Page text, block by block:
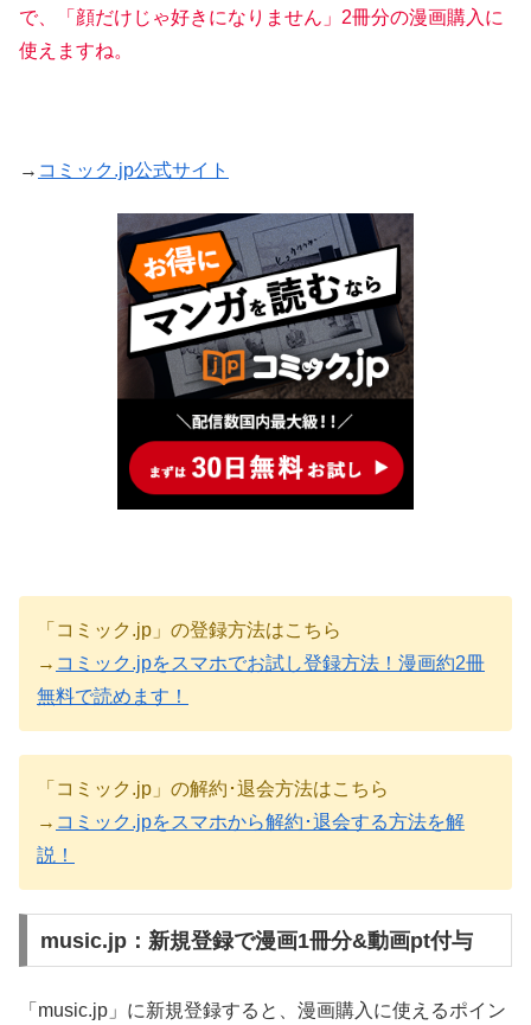
で、「顔だけじゃ好きになりません」2冊分の漫画購入に
使えますね。
→ コミック.jp公式サイト
「コミック.jp」の登録方法はこちら
→ コミック.jpをスマホでお試し登録方法！漫画約2冊
無料で読めます！
「コミック.jp」の解約･退会方法はこちら
→ コミック.jpをスマホから解約･退会する方法を解
説！
music.jp：新規登録で漫画1冊分&動画pt付与
「music.jp」に新規登録すると、漫画購入に使えるポイン